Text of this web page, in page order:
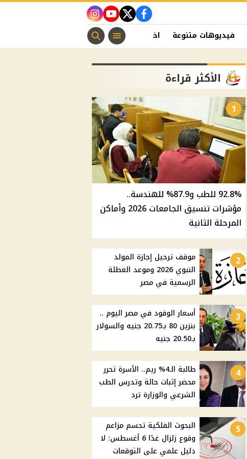
facebook
twitter
youtube
instagram
فيديوهات متنوعة اخبار الفن منوعات مسيحية
الأكثر قراءة
1
92.8% للطب و87.9% للهندسة..
مؤشرات تنسيق الجامعات 2026 وأماكن
المرحلة الثانية
2
موقف ترحيل إجازة المولد
النبوي 2026 وموعد العطلة
الرسمية في مصر
3
أسعار الوقود في مصر اليوم ..
بنزين 80 بـ20.75 جنيه والسولار
بـ20.50 جنيه
4
طالبة الـ4% ريم.. الأسرة تحرر
محضر إثبات حالة وتدرس الطب
الشرعي والوزارة ترد
5
البحوث الفلكية تحسم مزاعم
وقوع زلزال غدًا 6 أغسطس: لا
دليل علمي على التوقعات